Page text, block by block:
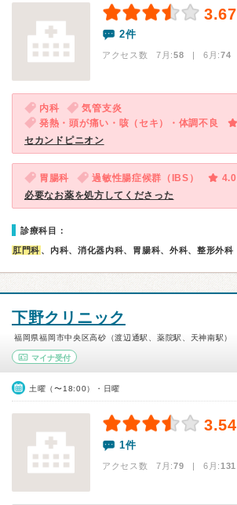
3.67
2件
アクセス数 7月:58 | 6月:74
内科
気管支炎
発熱・頭が痛い・咳（セキ）・体調不良
セカンドピニオン
胃腸科 過敏性腸症候群（IBS）
4.0
必要なお薬を処方してくださった
診療科目：
肛門科 、内科、消化器内科、胃腸科、外科、整形外科
下野クリニック
福岡県福岡市中央区高砂（渡辺通駅、薬院駅、天神南駅）
マイナ受付
土曜（〜18:00）・日曜
3.54
1件
アクセス数 7月:79 | 6月:131